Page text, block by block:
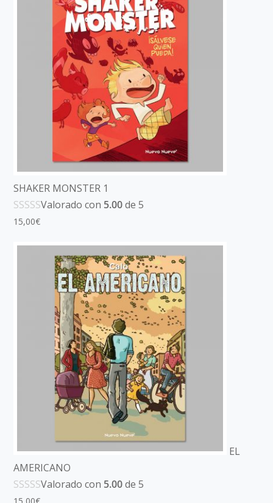
SHAKER MONSTER 1
Valorado con 5.00de 5
15,00€
EL
AMERICANO
Valorado con 5.00de 5